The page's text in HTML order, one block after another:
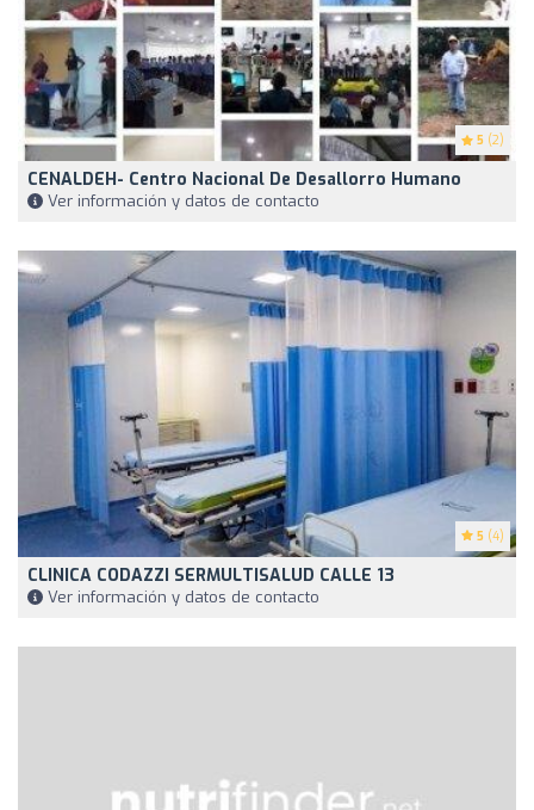
5 (2)
CENALDEH- Centro Nacional De Desallorro Humano
Ver información y datos de contacto
5 (4)
CLINICA CODAZZI SERMULTISALUD CALLE 13
Ver información y datos de contacto